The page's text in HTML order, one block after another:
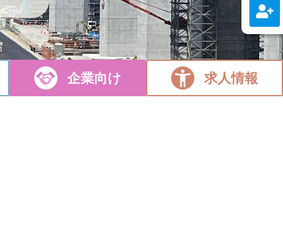
企業向け 求人情報